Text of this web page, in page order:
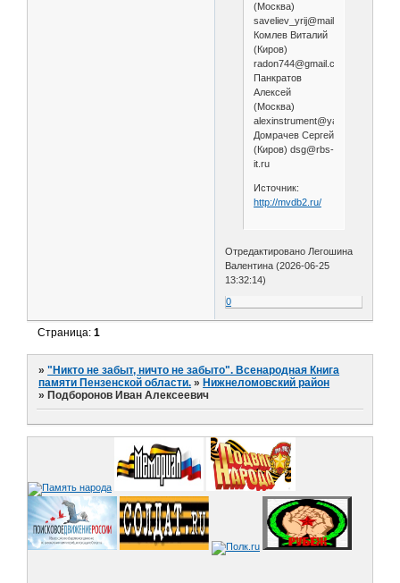
(Москва)
saveliev_yrij@mail.ru
Комлев Виталий
(Киров)
radon744@gmail.com
Панкратов
Алексей
(Москва)
alexinstrument@yandex.ru
Домрачев Сергей
(Киров) dsg@rbs-
it.ru
Источник:
http://mvdb2.ru/
Отредактировано Легошина
Валентина (2026-06-25
13:32:14)
0
Страница:1
»"Никто не забыт, ничто не забыто". Всенародная Книга
памяти Пензенской области. » Нижнеломовский район
» Подборонов Иван Алексеевич